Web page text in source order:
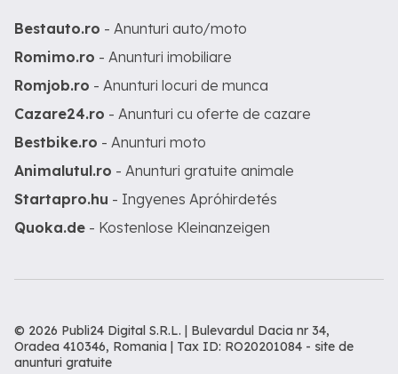
Bestauto.ro - Anunturi auto/moto
Romimo.ro - Anunturi imobiliare
Romjob.ro - Anunturi locuri de munca
Cazare24.ro - Anunturi cu oferte de cazare
Bestbike.ro - Anunturi moto
Animalutul.ro - Anunturi gratuite animale
Startapro.hu - Ingyenes Apróhirdetés
Quoka.de - Kostenlose Kleinanzeigen
© 2026 Publi24 Digital S.R.L. | Bulevardul Dacia nr 34,
Oradea 410346, Romania | Tax ID: RO20201084 - site de
anunturi gratuite